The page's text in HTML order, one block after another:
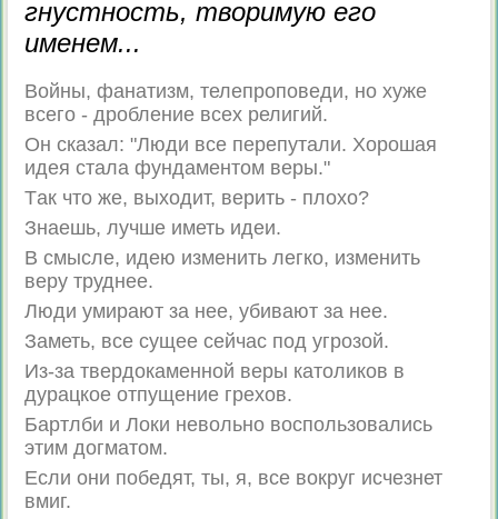
гнустность, творимую его
именем...
Войны, фанатизм, телепроповеди, но хуже
всего - дробление всех религий.
Он сказал: "Люди все перепутали. Хорошая
идея стала фундаментом веры."
Tак что же, выходит, верить - плохо?
Знаешь, лучше иметь идеи.
В смысле, идею изменить легко, изменить
веру труднее.
Люди умирают за нее, убивают за нее.
Заметь, все сущее сейчас под угрозой.
Из-за твердокаменной веры католиков в
дурацкое отпущение грехов.
Бартлби и Локи невольно воспользовались
этим догматом.
Если они победят, ты, я, все вокруг исчезнет
вмиг.